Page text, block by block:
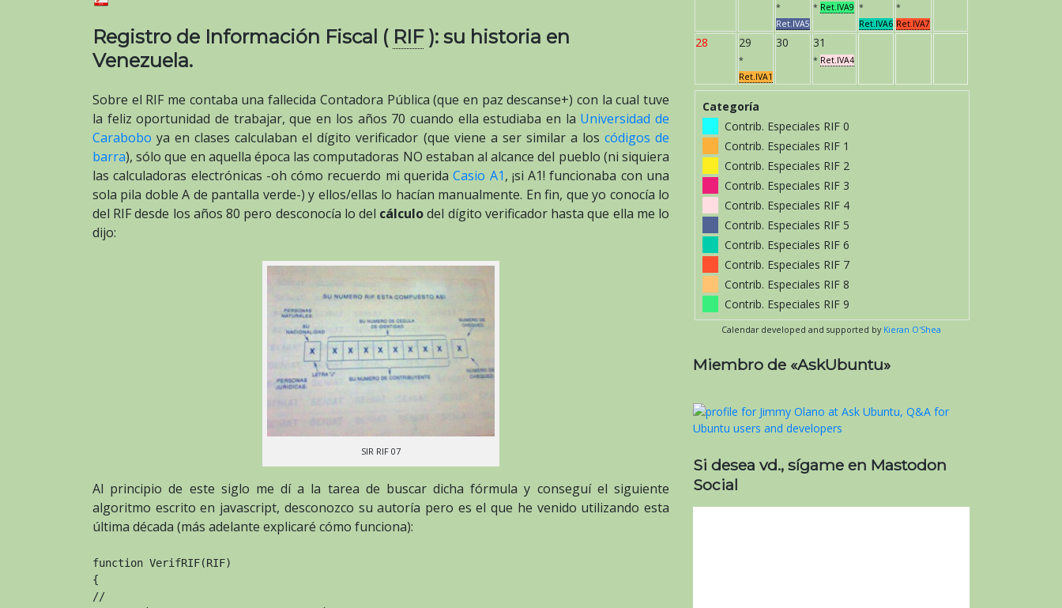
Registro de Información Fiscal ( RIF): su historia en
Venezuela.
Sobre el RIF me contaba una fallecida Contadora Pública (que en paz descanse+) con la cual tuve
la feliz oportunidad de trabajar, que en los años 70 cuando ella estudiaba en la Universidad de
Carabobo ya en clases calculaban el dígito verificador (que viene a ser similar a los códigos de
barra), sólo que en aquella época las computadoras NO estaban al alcance del pueblo (ni siquiera
las calculadoras electrónicas -oh cómo recuerdo mi queridaCasio A1, ¡si A1! funcionaba con una
sola pila doble A de pantalla verde-) y ellos/ellas lo hacían manualmente. En fin, que yo conocía lo
del RIF desde los años 80 pero desconocía lo del cálculodel dígito verificador hasta que ella me lo
dijo:
SIR RIF 07
Al principio de este siglo me dí a la tarea de buscar dicha fórmula y conseguí el siguiente
algoritmo escrito en javascript, desconozco su autoría pero es el que he venido utilizando esta
última década (más adelante explicaré cómo funciona):
function VerifRIF(RIF)
{
//
*
Ret.IVA5
* Ret.IVA9 *
Ret.IVA6
*
Ret.IVA7
28 29
*
Ret.IVA1
30 31
* Ret.IVA4
Categoría
Contrib. Especiales RIF 0
Contrib. Especiales RIF 1
Contrib. Especiales RIF 2
Contrib. Especiales RIF 3
Contrib. Especiales RIF 4
Contrib. Especiales RIF 5
Contrib. Especiales RIF 6
Contrib. Especiales RIF 7
Contrib. Especiales RIF 8
Contrib. Especiales RIF 9
Calendar developed and supported by Kieran O'Shea
Miembro de «AskUbuntu»
Si desea vd., sígame en Mastodon
Social